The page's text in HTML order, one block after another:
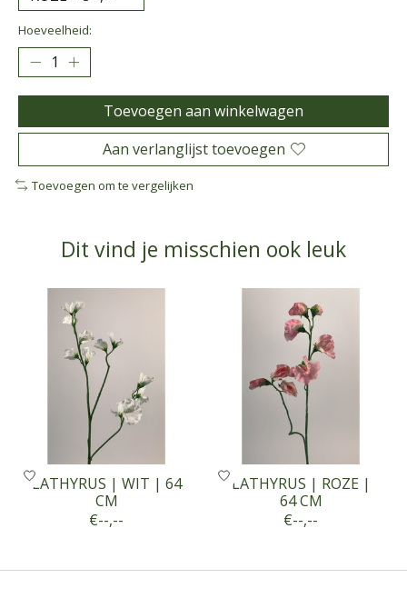
Hoeveelheid:
Toevoegen aan winkelwagen
Aan verlanglijst toevoegen
Toevoegen om te vergelijken
Dit vind je misschien ook leuk
Items van productcarrousel
LATHYRUS | WIT | 64
CM
€--,--
LATHYRUS | ROZE |
64 CM
€--,--